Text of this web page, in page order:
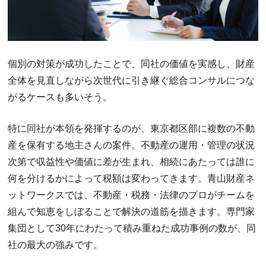
個別の対策が成功したことで、同社の価値を実感し、財産
全体を見直しながら次世代に引き継ぐ総合コンサルにつな
がるケースも多いそう。
特に同社が本領を発揮するのが、東京都区部に複数の不動
産を保有する地主さんの案件。不動産の運用・管理の状況
次第で収益性や価値に差が生まれ、相続にあたっては誰に
何を分けるかによって税額は変わってきます。青山財産ネ
ットワークスでは、不動産・税務・法律のプロがチームを
組んで知恵をしぼることで解決の道筋を描きます。専門家
集団として30年にわたって積み重ねた成功事例の数が、同
社の最大の強みです。